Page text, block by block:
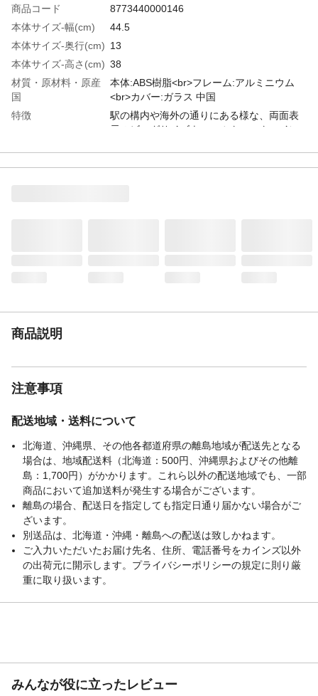
商品コード
8773440000146
本体サイズ-幅(cm)
44.5
本体サイズ-奥行(cm) 13
本体サイズ-高さ(cm) 38
材質・原材料・原産
国
本体:ABS樹脂<br>フレーム:アルミニウム
<br>カバー:ガラス 中国
特徴
駅の構内や海外の通りにある様な、両面表
示のビッグサイズウォールクロック。イン
商品説明
注意事項
配送地域・送料について
北海道、沖縄県、その他各都道府県の離島地域が配送先となる
場合は、地域配送料（北海道：500円、沖縄県およびその他離
島：1,700円）がかかります。これら以外の配送地域でも、一部
商品において追加送料が発生する場合がございます。
離島の場合、配送日を指定しても指定日通り届かない場合がご
ざいます。
別送品は、北海道・沖縄・離島への配送は致しかねます。
ご入力いただいたお届け先名、住所、電話番号をカインズ以外
の出荷元に開示します。プライバシーポリシーの規定に則り厳
重に取り扱います。
みんなが役に立ったレビュー